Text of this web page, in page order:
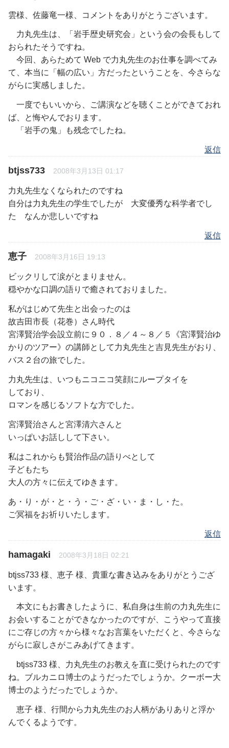
雲様、佐藤竜一様、コメントをありがとうございます。
力丸先生は、「岩手歴史研究会」という会の会長もして
おられたそうですね。
今回、あらためて Web で力丸先生のお仕事を調べてみ
て、本当に「幅の広い」方だったということを、今さらな
がらに実感しました。
一度でもいいから、ご講演などを聴くことができておれ
ば、と悔やんでおります。
「岩手の鬼」も残念でしたね。
返信
btjss733 2008年3月13日 01:17
力丸先生なくなられたのですね
自分は力丸先生の学生でしたが 大変優秀な科学者でし
た なんか悲しいですね
返信
恵子 2008年3月16日 19:13
ビックリして涙がとまりません。
穏やかな口調の語りで癒されておりました。
私がはじめて先生と出会ったのは
故吉田市長（花巻）さん時代
宮澤賢治学会設立前に９０．８／４～８／５《宮澤賢治ゆ
かりのツアー》の講師として力丸先生と吉見先生がおり、
バス２台の旅でした。
力丸先生は、いつもニコニコ笑顔にループタイを
しており、
ロマンを感じるソフトな方でした。
宮澤賢治さんと宮澤清六さんと
いっぱいお話しして下さい。
私はこれからも賢治作品の語りべとして
子どもたち
大人の方々に伝えてゆきます。
あ・り・が・と・う・ご・ざ・い・ま・し・た。
ご冥福をお祈りいたします。
返信
hamagaki 2008年3月18日 02:21
btjss733 様、恵子 様、貴重な書き込みをありがとうござ
います。
本文にもお書きしたように、私自身は生前の力丸先生に
お会いすることができなかったのですが、こうやって直接
にご存じの方々から様々なお言葉をいただくと、今さらな
がらに寂しさがこみあげてきます。
btjss733 様、力丸先生のお教えを直に受けられたのです
ね。ブルカニロ博士のようだったでしょうか。クーボー大
博士のようだったでしょうか。
恵子 様、行間から力丸先生のお人柄がありありと浮か
んでくるようです。